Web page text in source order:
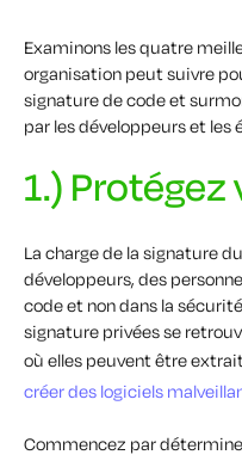
Examinons les quatre
organisation peut suivre
signature de code et
par les développeurs et
1.)
La charge de la signature
développeurs, des
code et non dans la
signature privées se
où elles peuvent être
créer des logiciels
Commencez par